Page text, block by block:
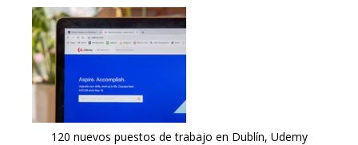
120 nuevos puestos de trabajo en Dublín, Udemy